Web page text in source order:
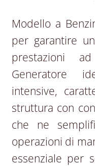
Modello a
per garantire
prestazioni
Generatore
intensive,
struttura con
che ne
operazioni di
essenziale per